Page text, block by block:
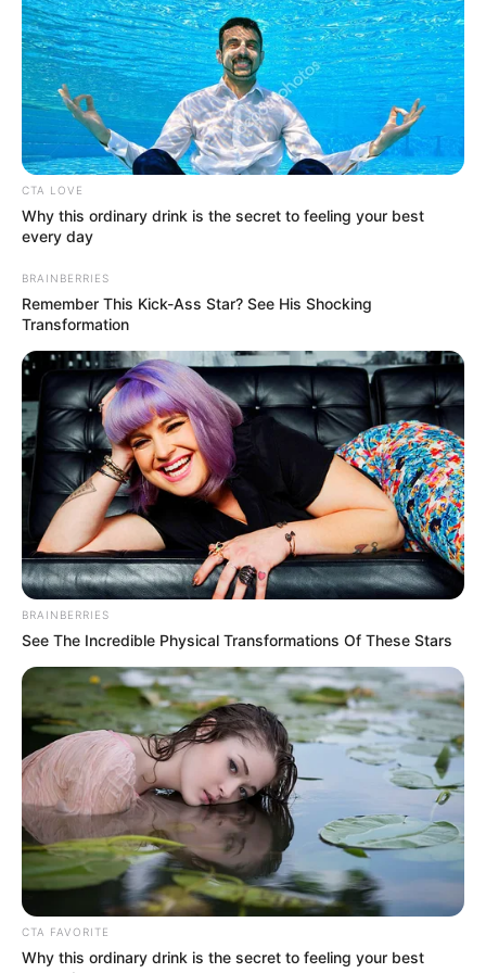
Περισσότερα νέα από την Εύβοια
Κάθε πότε κληρώνει το Τζόκερ το 2026:
Ημέρες και ώρα
Συντάξεις Οκτωβρίου 2026: Πότε θα γίνει η
πληρωμή;
Ακολουθήστε το evianews.com στοGoogle
News
ΤΑ ΠΙΟ ΔΗΜΟΦΙΛΗ
CTA LOVE
Why this ordinary drink is the secret to feeling your best
every day
BRAINBERRIES
Remember This Kick-Ass Star? See His Shocking
Transformation
BRAINBERRIES
See The Incredible Physical Transformations Of These Stars
CTA FAVORITE
Why this ordinary drink is the secret to feeling your best